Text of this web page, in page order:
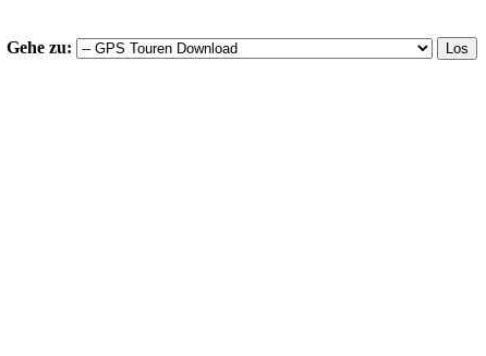
Gehe zu: